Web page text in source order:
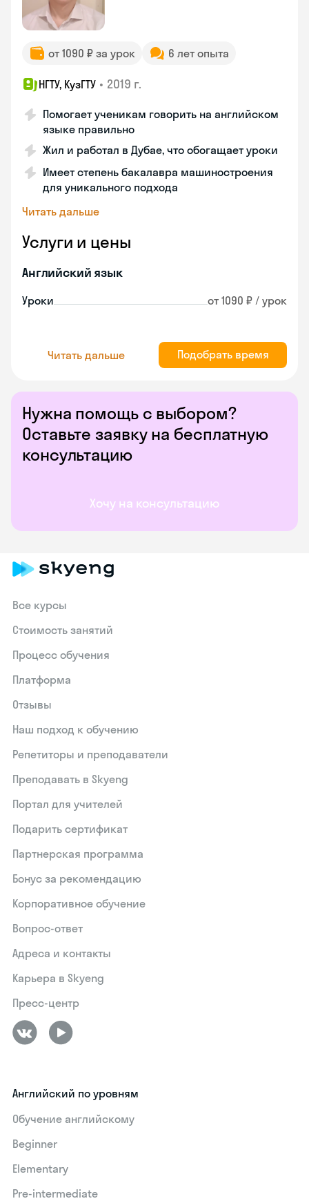
Нужна помощь с выбором?
Оставьте заявку на бесплатную
консультацию
Хочу на консультацию
от 1090 ₽ за урок 6 лет опыта
НГТУ, КузГТУ • 2019 г.
Помогает ученикам говорить на английском
языке правильно
Жил и работал в Дубае, что обогащает уроки
Имеет степень бакалавра машиностроения
для уникального подхода
Читать дальше
Услуги и цены
Английский язык
Уроки от 1090 ₽ / урок
Читать дальше Подобрать время
Все курсы
Стоимость занятий
Процесс обучения
Платформа
Отзывы
Наш подход к обучению
Репетиторы и преподаватели
Преподавать в Skyeng
Портал для учителей
Подарить сертификат
Партнерская программа
Бонус за рекомендацию
Корпоративное обучение
Вопрос-ответ
Адреса и контакты
Карьера в Skyeng
Пресс-центр
Английский по уровням
Обучение английскому
Beginner
Elementary
Pre-intermediate